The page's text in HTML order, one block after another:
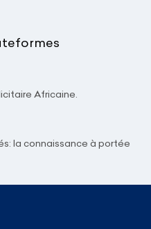
Africaine.
la connaissance à portée